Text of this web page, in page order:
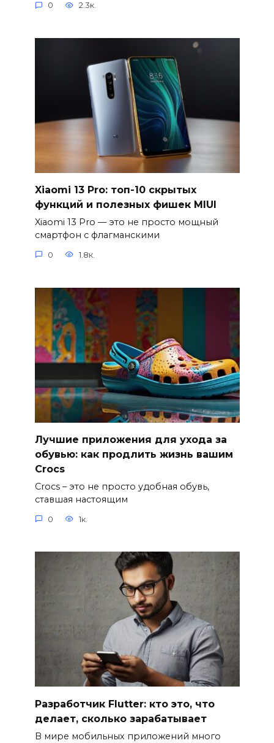
0 2.3к.
Xiaomi 13 Pro: топ-10 скрытых
функций и полезных фишек MIUI
Xiaomi 13 Pro — это не просто мощный
смартфон с флагманскими
0 1.8к.
Лучшие приложения для ухода за
обувью: как продлить жизнь вашим
Crocs
Crocs – это не просто удобная обувь,
ставшая настоящим
0 1к.
Разработчик Flutter: кто это, что
делает, сколько зарабатывает
В мире мобильных приложений много